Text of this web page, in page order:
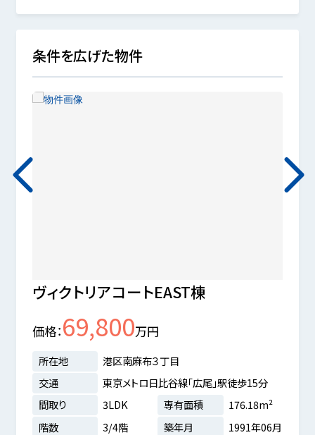
条件を広げた物件
ヴィクトリアコートEAST棟
価格 69,800万円
所在地
港区南麻布３丁目
交通
東京メトロ日比谷線「広尾」駅徒歩15分
間取り
3LDK 専有面積
176.18m²
階数
3/4階 築年月 1991年06月